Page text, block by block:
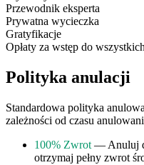
Przewodnik eksperta
Prywatna wycieczka
Gratyfikacje
Opłaty za wstęp do
Polityka anulacji
Standardowa polityka
zależności od czasu
100% Zwrot — Anuluj
otrzymaj pełny zwrot